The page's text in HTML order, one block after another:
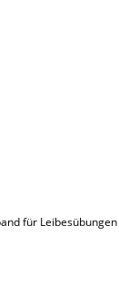
für Leibesübungen